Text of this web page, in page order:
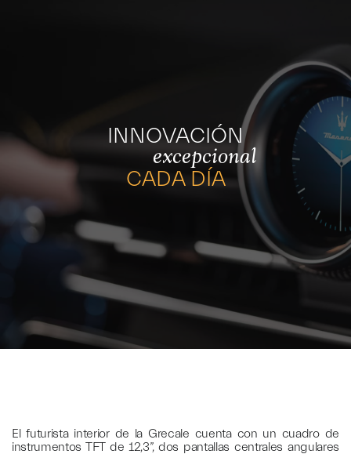
INNOVACIÓN
excepcional
CADA DÍA
El futurista interior de la Grecale cuenta con un cuadro de
instrumentos TFT de 12,3”, dos pantallas centrales angulares